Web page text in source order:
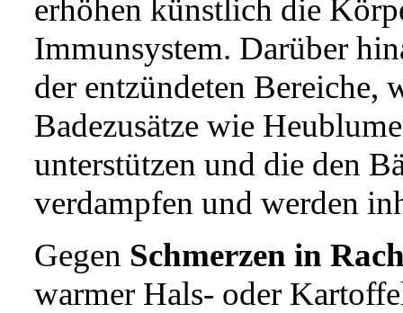
erhöhen künstlich die
Immunsystem. Darüber
der entzündeten Bereiche,
Badezusätze wie
unterstützen und die den
verdampfen und werden
Gegen Schmerzen in
warmer Hals- oder